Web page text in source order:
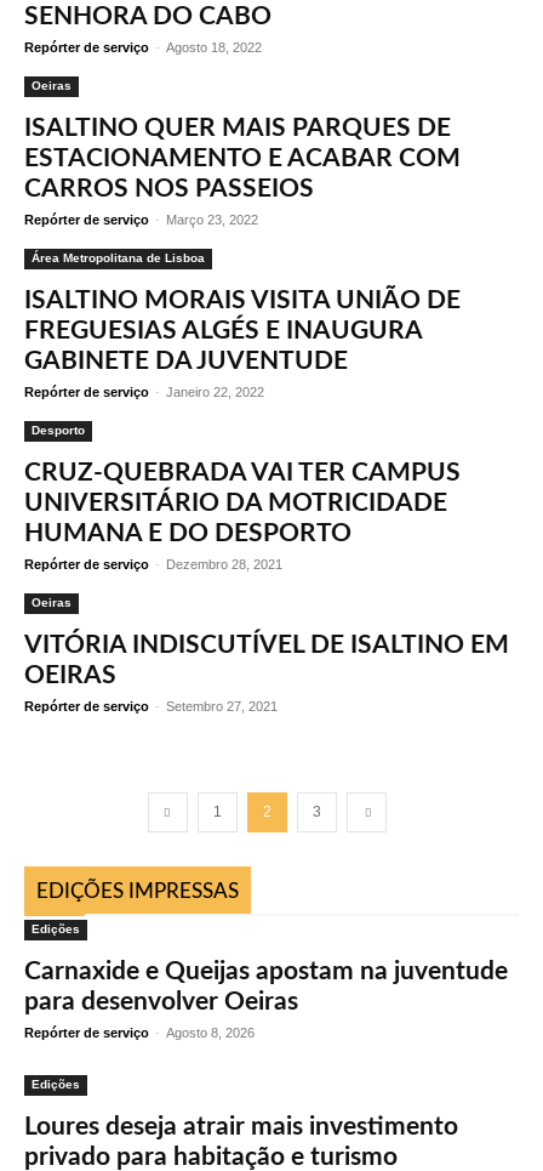
SENHORA DO CABO
Repórter de serviço - Agosto 18, 2022
Oeiras
ISALTINO QUER MAIS PARQUES DE
ESTACIONAMENTO E ACABAR COM
CARROS NOS PASSEIOS
Repórter de serviço - Março 23, 2022
Área Metropolitana de Lisboa
ISALTINO MORAIS VISITA UNIÃO DE
FREGUESIAS ALGÉS E INAUGURA
GABINETE DA JUVENTUDE
Repórter de serviço - Janeiro 22, 2022
Desporto
CRUZ-QUEBRADA VAI TER CAMPUS
UNIVERSITÁRIO DA MOTRICIDADE
HUMANA E DO DESPORTO
Repórter de serviço - Dezembro 28, 2021
Oeiras
VITÓRIA INDISCUTÍVEL DE ISALTINO EM
OEIRAS
Repórter de serviço - Setembro 27, 2021
1 2 3
EDIÇÕES IMPRESSAS
Edições
Carnaxide e Queijas apostam na juventude
para desenvolver Oeiras
Repórter de serviço - Agosto 8, 2026
Edições
Loures deseja atrair mais investimento
privado para habitação e turismo